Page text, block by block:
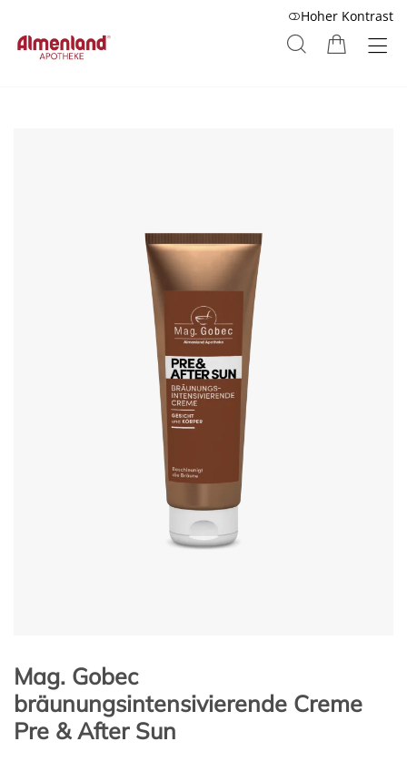
Hoher Kontrast
Mag. Gobec
bräunungsintensivierende Creme
Pre & After Sun